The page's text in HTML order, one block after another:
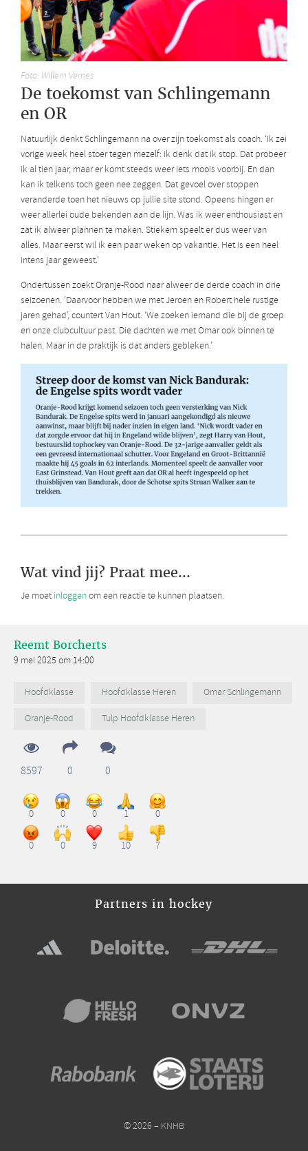
Foto: Willem Vernes
De toekomst van Schlingemann
en OR
Natuurlijk denkt Schlingemann na over zijn toekomst als coach. ‘Ik zei
vorige week heel stoer tegen mezelf: ik denk dat ik stop. Dat probeer
ik al tien jaar, maar er komt steeds weer iets moois voorbij. En dan
kan ik telkens toch geen nee zeggen. Dat gevoel over stoppen
veranderde toen het nieuws op jullie site stond. Opeens hingen er
weer allerlei oude bekenden aan de lijn. Was ik weer enthousiast en
zat ik alweer plannen te maken. Stiekem speelt er dus weer van
alles. Maar eerst wil ik een paar weken op vakantie. Het is een heel
intens jaar geweest.’
Ondertussen zoekt Oranje-Rood naar alweer de derde coach in drie
seizoenen. ‘Daarvoor hebben we met Jeroen en Robert hele rustige
jaren gehad’, countert Van Hout. ‘We zoeken iemand die bij de groep
en onze clubcultuur past. Die dachten we met Omar ook binnen te
halen. Maar in de praktijk is dat anders gebleken.’
Wat vind jij? Praat mee...
Je moet inloggenom een reactie te kunnen plaatsen.
Reemt Borcherts
9 mei 2025 om 14:00
Hoofdklasse Hoofdklasse Heren
Omar Schlingemann
Oranje-Rood
Tulp Hoofdklasse Heren
8597 0 0
0 0 0 1 0
0 0 9 10 7
Partners in hockey
© 2026 – KNHB